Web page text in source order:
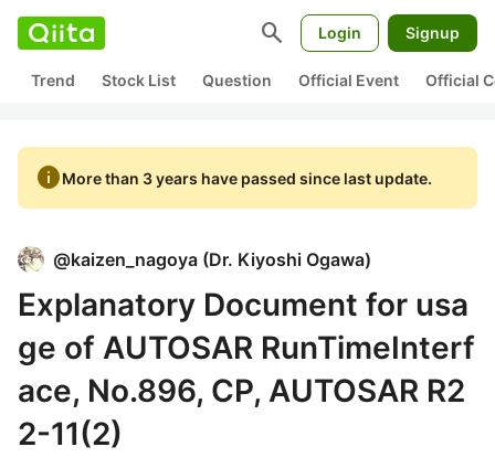
search Login Signup
Trend Stock List Question Official Event Official
infoMore than 3 years have passed since last update.
@kaizen_nagoya (Dr. Kiyoshi Ogawa)
Explanatory Document for usa
ge of AUTOSAR RunTimeInterf
ace, No.896, CP, AUTOSAR R2
2-11(2)